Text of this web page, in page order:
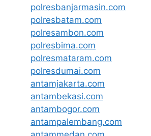
polresbanjarmasin.com
polresbatam.com
polresambon.com
polresbima.com
polresmataram.com
polresdumai.com
antamjakarta.com
antambekasi.com
antambogor.com
antampalembang.com